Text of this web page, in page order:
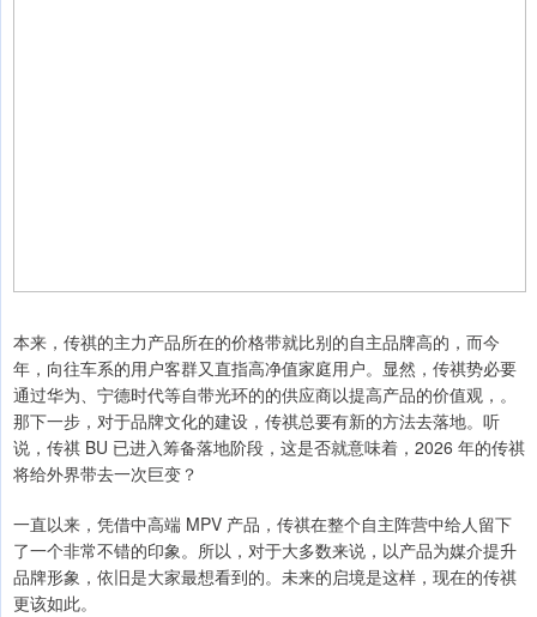
本来，传祺的主力产品所在的价格带就比别的自主品牌高的，而今
年，向往车系的用户客群又直指高净值家庭用户。显然，传祺势必要
通过华为、宁德时代等自带光环的的供应商以提高产品的价值观，。
那下一步，对于品牌文化的建设，传祺总要有新的方法去落地。听
说，传祺 BU 已进入筹备落地阶段，这是否就意味着，2026 年的传祺
将给外界带去一次巨变？
一直以来，凭借中高端 MPV 产品，传祺在整个自主阵营中给人留下
了一个非常不错的印象。所以，对于大多数来说，以产品为媒介提升
品牌形象，依旧是大家最想看到的。未来的启境是这样，现在的传祺
更该如此。